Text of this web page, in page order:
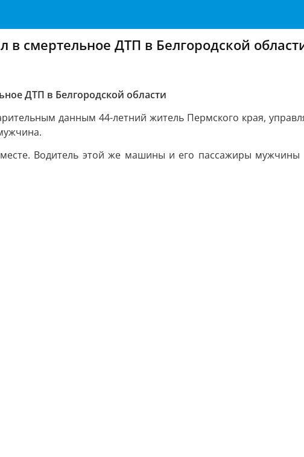
в смертельное ДТП в Белгородской
ДТП в Белгородской области
данным 44-летний житель Пермского края,
Водитель этой же машины и его пассажиры